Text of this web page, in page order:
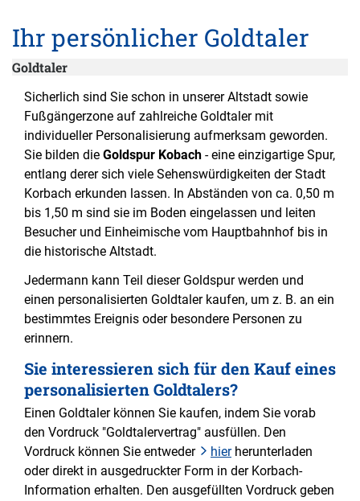
Ihr persönlicher Goldtaler
Goldtaler
Sicherlich sind Sie schon in unserer Altstadt sowie
Fußgängerzone auf zahlreiche Goldtaler mit
individueller Personalisierung aufmerksam geworden.
Sie bilden die Goldspur Kobach - eine einzigartige Spur,
entlang derer sich viele Sehenswürdigkeiten der Stadt
Korbach erkunden lassen. In Abständen von ca. 0,50 m
bis 1,50 m sind sie im Boden eingelassen und leiten
Besucher und Einheimische vom Hauptbahnhof bis in
die historische Altstadt.
Jedermann kann Teil dieser Goldspur werden und
einen personalisierten Goldtaler kaufen, um z. B. an ein
bestimmtes Ereignis oder besondere Personen zu
erinnern.
Sie interessieren sich für den Kauf eines
personalisierten Goldtalers?
Einen Goldtaler können Sie kaufen, indem Sie vorab
den Vordruck "Goldtalervertrag" ausfüllen. Den
Vordruck können Sie entweder
hierherunterladen
oder direkt in ausgedruckter Form in der Korbach-
Information erhalten. Den ausgefüllten Vordruck geben